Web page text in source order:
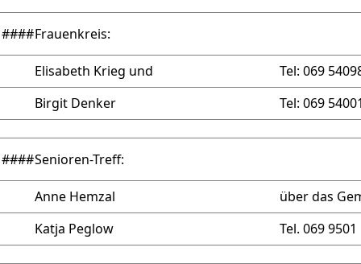
####Frauenkreis:
Elisabeth Krieg und
Tel: 069
Birgit Denker
Tel: 069
####Senioren-Treff:
Anne Hemzal
über das
Katja Peglow
Tel. 069 9501